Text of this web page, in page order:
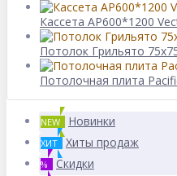
Кассета AP600*1200
Потолок Грильято
Потолочная плита
NEW Новинки
ХИТ Хиты продаж
% Скидки